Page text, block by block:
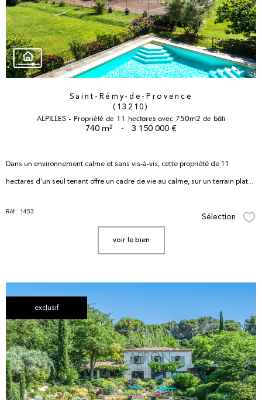
Saint-Rémy-de-Provence
(13210)
ALPILLES - Propriété de 11 hectares avec 750m2 de bâti
740 m² - 3 150 000 €
Dans un environnement calme et sans vis-à-vis, cette propriété de 11
hectares d’un seul tenant offre un cadre de vie au calme, sur un terrain plat...
Réf : 1453
Sélection
voir le bien
exclusif